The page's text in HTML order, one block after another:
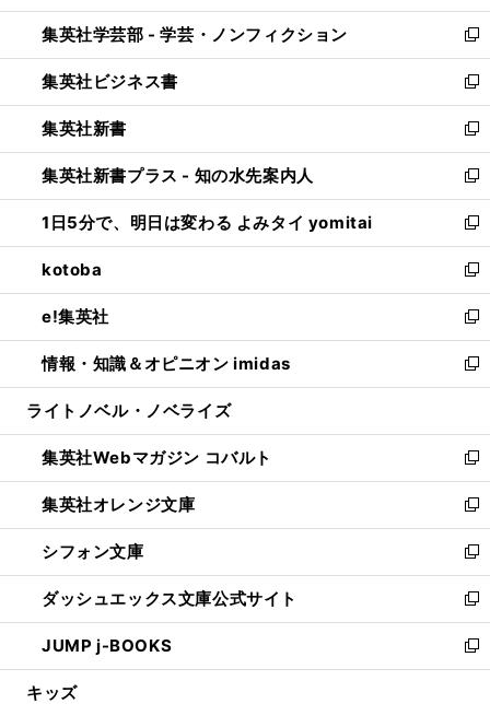
開
く
ウ
で
開
く
ン
ド
ウ
で
開
く
ウ
ィ
ン
ド
ウ
で
開
く
集英社学芸部 - 学芸・ノンフィクション
新
し
い
ウ
ィ
ン
ド
ウ
で
開
く
集英社ビジネス書
新
し
い
ウ
ィ
ン
ド
ウ
で
開
く
集英社新書
新
し
い
ウ
ィ
ン
ド
ウ
で
開
く
集英社新書プラス - 知の水先案内人
新
し
い
ウ
ィ
ン
ド
ウ
で
開
1日5分で、明日は変わる よみタイ yomitai
新
し
い
ウ
ィ
ン
ド
ウ
開
く
kotoba
新
し
い
ウ
ィ
ン
ウ
で
開
く
e!集英社
新
し
い
ウ
ン
ド
ウ
で
開
く
情報・知識＆オピニオン imidas
新
し
ウ
ィ
ン
ド
ウ
で
開
く
ライトノベル・ノベライズ
集英社Webマガジン コバルト
新
し
い
ウ
ィ
ン
ド
ウ
で
開
集英社オレンジ文庫
新
し
い
ウ
ィ
ン
ド
ウ
シフォン文庫
新
し
い
ウ
ィ
ン
ダッシュエックス文庫公式サイト
新
し
い
ウ
JUMP j-BOOKS
新
し
キッズ